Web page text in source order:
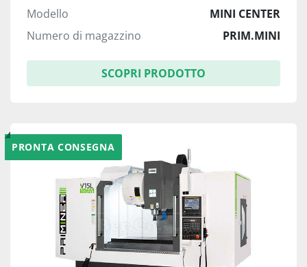
Modello
MINI CENTER
Numero di magazzino
PRIM.MINI
SCOPRI PRODOTTO
PRONTA CONSEGNA